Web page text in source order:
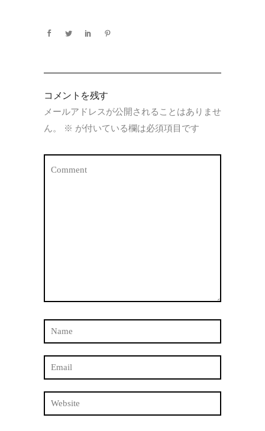
コメントを残す
メールアドレスが公開されることはありませ
ん。
※ が付いている欄は必須項目です